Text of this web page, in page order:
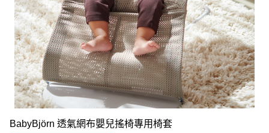
BabyBjörn 透氣網布嬰兒搖椅專用椅套